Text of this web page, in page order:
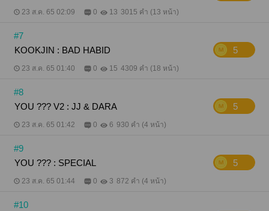
23 ส.ค. 65 02:09 0 13 3015 คำ (13 หน้า)
#7
KOOKJIN : BAD HABID
5
23 ส.ค. 65 01:40 0 15 4309 คำ (18 หน้า)
#8
YOU ??? V2 : JJ & DARA
5
23 ส.ค. 65 01:42 0 6 930 คำ (4 หน้า)
#9
YOU ??? : SPECIAL
5
23 ส.ค. 65 01:44 0 3 872 คำ (4 หน้า)
#10